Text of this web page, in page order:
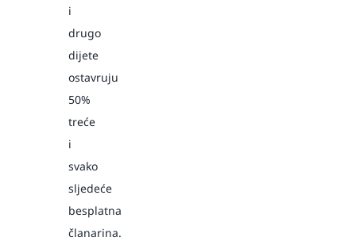
i
drugo
dijete
ostavruju
50%
treće
i
svako
sljedeće
besplatna
članarina.